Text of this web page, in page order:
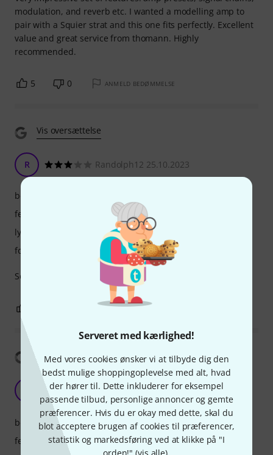
Serveret med kærlighed!
Med vores cookies ønsker vi at tilbyde dig den
bedst mulige shoppingoplevelse med alt, hvad
der hører til. Dette inkluderer for eksempel
passende tilbud, personlige annoncer og gemte
præferencer. Hvis du er okay med dette, skal du
blot acceptere brugen af cookies til præferencer,
statistik og markedsføring ved at klikke på "I
modulation, and reverb etc. I wanted a modelling amp to
pair with a Squier strat and this one fits perfectly. Excellent
value and great service from thomann. Highly
recommended.
5 0 ANMELD BEDØMMELSE
Vis oversættelse
R Randolph12 25.10.2023
Solid practice amp with lots of sounds to choose from
betjening
features
lyd
forarbejdning
ANMELD BEDØMMELSE
Vis oversættelse
fender mustang lt40s
Enzo Narita 16.09.2025
betjening
features